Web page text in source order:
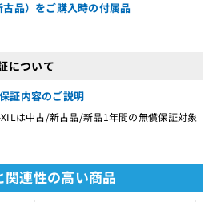
品）をご購入時の付属品
について
証内容のご説明
は中古/新古品/新品1年間の無償保証対象
連性の高い商品